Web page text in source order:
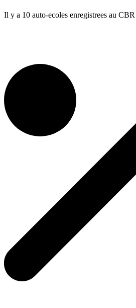
Il y a 10 auto-ecoles enregistrees au